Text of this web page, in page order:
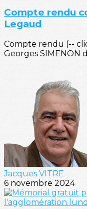
Compte rendu
Legaud
Compte rendu (--
Georges SIMENON
Jacques VITRE
6 novembre 2024